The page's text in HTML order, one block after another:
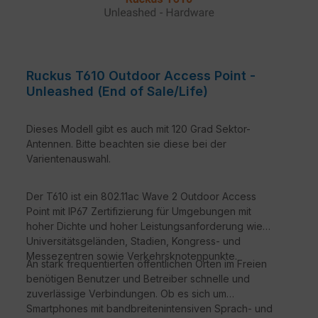
Engine und SCI-Netzwerkanalyse.
Ruckus T610 Outdoor Access Point -
Unleashed (End of Sale/Life)
Dieses Modell gibt es auch mit 120 Grad Sektor-
Antennen. Bitte beachten sie diese bei der
Varientenauswahl.
Der T610 ist ein 802.11ac Wave 2 Outdoor Access
Point mit IP67 Zertifizierung für Umgebungen mit
hoher Dichte und hoher Leistungsanforderung wie
Universitätsgeländen, Stadien, Kongress- und
Messezentren sowie Verkehrsknotenpunkte.
An stark frequentierten öffentlichen Orten im Freien
benötigen Benutzer und Betreiber schnelle und
zuverlässige Verbindungen. Ob es sich um
Smartphones mit bandbreitenintensiven Sprach- und